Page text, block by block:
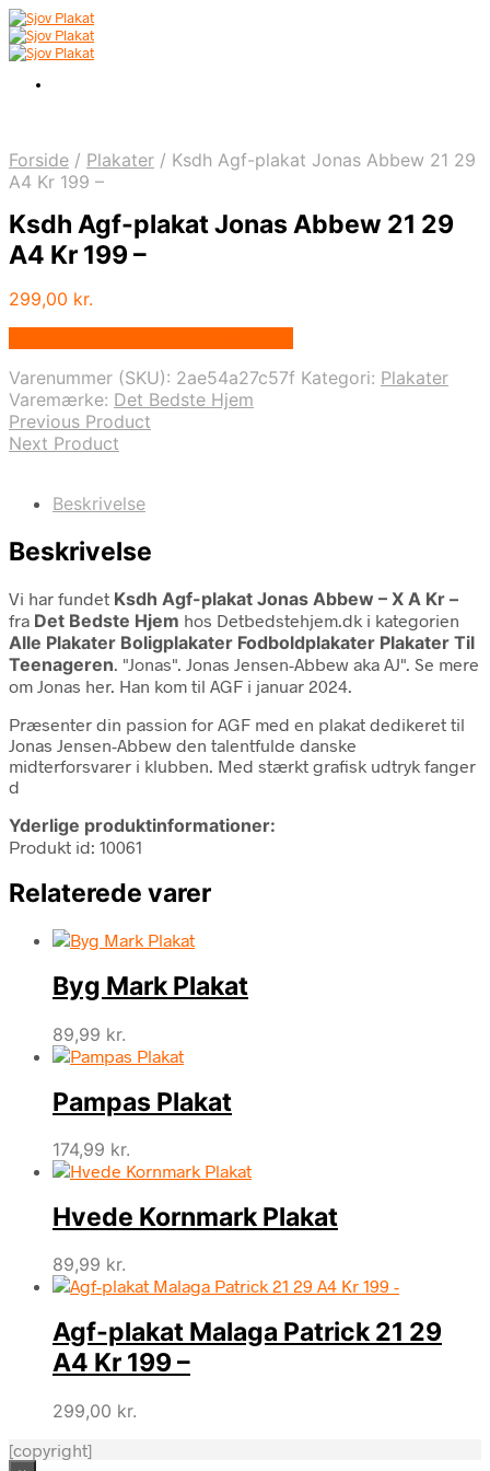
Forside / Plakater / Ksdh Agf-plakat Jonas Abbew 21 29
A4 Kr 199 –
Ksdh Agf-plakat Jonas Abbew 21 29
A4 Kr 199 –
299,00 kr.
Varenummer (SKU): 2ae54a27c57f Kategori: Plakater
Varemærke: Det Bedste Hjem
Previous Product
Next Product
Beskrivelse
Beskrivelse
Vi har fundet Ksdh Agf-plakat Jonas Abbew – X A Kr –
fra Det Bedste Hjem hos Detbedstehjem.dk i kategorien
Alle Plakater Boligplakater Fodboldplakater Plakater Til
Teenageren. "Jonas". Jonas Jensen-Abbew aka AJ". Se mere
om Jonas her. Han kom til AGF i januar 2024.
Præsenter din passion for AGF med en plakat dedikeret til
Jonas Jensen-Abbew den talentfulde danske
midterforsvarer i klubben. Med stærkt grafisk udtryk fanger
d
Yderlige produktinformationer:
Produkt id: 10061
Relaterede varer
Byg Mark Plakat
89,99 kr.
Pampas Plakat
174,99 kr.
Hvede Kornmark Plakat
89,99 kr.
Agf-plakat Malaga Patrick 21 29
A4 Kr 199 –
299,00 kr.
[copyright]